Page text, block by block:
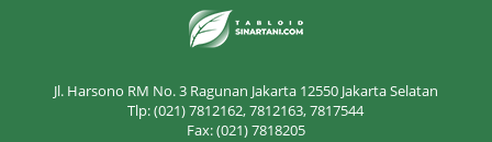
Jl. Harsono RM No. 3 Ragunan Jakarta 12550 Jakarta Selatan
Tlp: (021) 7812162, 7812163, 7817544
Fax: (021) 7818205